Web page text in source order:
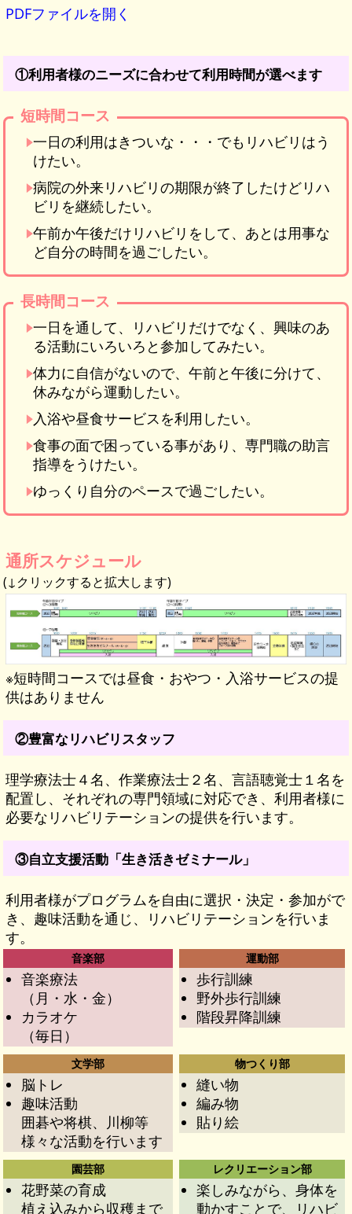
PDFファイルを開く
①利用者様のニーズに合わせて利用時間が選べます
短時間コース
一日の利用はきついな・・・でもリハビリはう
けたい。
病院の外来リハビリの期限が終了したけどリハ
ビリを継続したい。
午前か午後だけリハビリをして、あとは用事な
ど自分の時間を過ごしたい。
長時間コース
一日を通して、リハビリだけでなく、興味のあ
る活動にいろいろと参加してみたい。
体力に自信がないので、午前と午後に分けて、
休みながら運動したい。
入浴や昼食サービスを利用したい。
食事の面で困っている事があり、専門職の助言
指導をうけたい。
ゆっくり自分のペースで過ごしたい。
通所スケジュール
(↓クリックすると拡大します)
※短時間コースでは昼食・おやつ・入浴サービスの提
供はありません
②豊富なリハビリスタッフ
理学療法士４名、作業療法士２名、言語聴覚士１名を
配置し、それぞれの専門領域に対応でき、利用者様に
必要なリハビリテーションの提供を行います。
③自立支援活動「生き活きゼミナール」
利用者様がプログラムを自由に選択・決定・参加がで
き、趣味活動を通じ、リハビリテーションを行いま
す。
音楽部
音楽療法
（月・水・金）
カラオケ
（毎日）
運動部
歩行訓練
野外歩行訓練
階段昇降訓練
文学部
脳トレ
趣味活動
囲碁や将棋、川柳等
様々な活動を行います
物つくり部
縫い物
編み物
貼り絵
園芸部
花野菜の育成
植え込みから収穫まで
レクリエーション部
楽しみながら、身体を
動かすことで、リハビ